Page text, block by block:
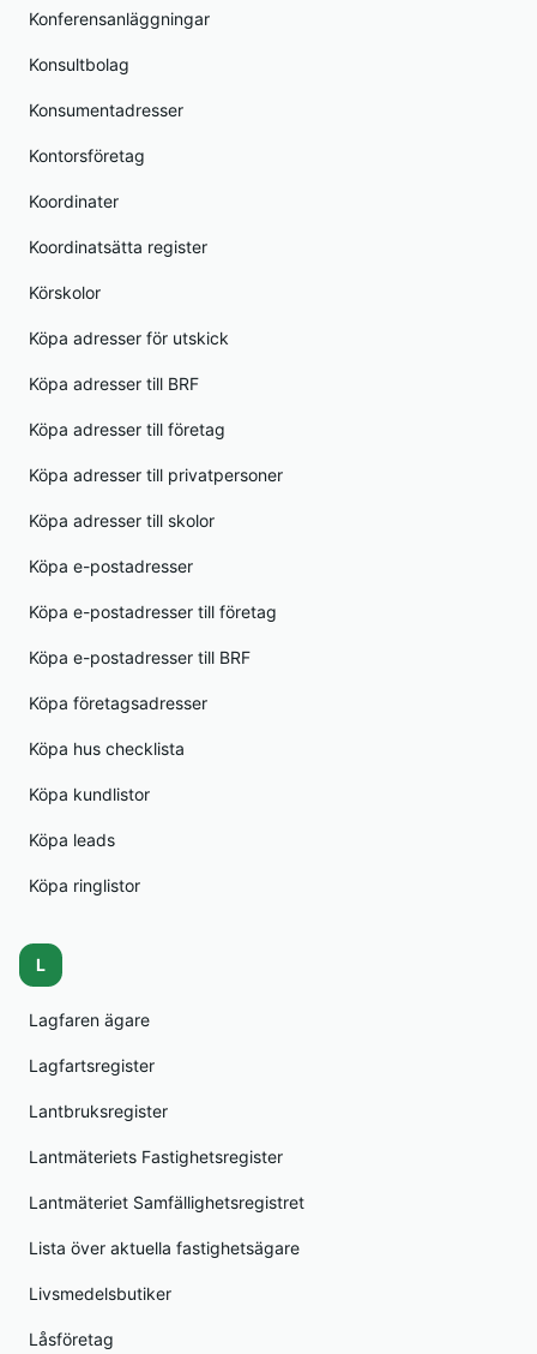
Konferensanläggningar
Konsultbolag
Konsumentadresser
Kontorsföretag
Koordinater
Koordinatsätta register
Körskolor
Köpa adresser för utskick
Köpa adresser till BRF
Köpa adresser till företag
Köpa adresser till privatpersoner
Köpa adresser till skolor
Köpa e-postadresser
Köpa e-postadresser till företag
Köpa e-postadresser till BRF
Köpa företagsadresser
Köpa hus checklista
Köpa kundlistor
Köpa leads
Köpa ringlistor
L
Lagfaren ägare
Lagfartsregister
Lantbruksregister
Lantmäteriets Fastighetsregister
Lantmäteriet Samfällighetsregistret
Lista över aktuella fastighetsägare
Livsmedelsbutiker
Låsföretag